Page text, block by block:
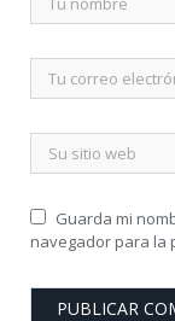
Guarda mi
navegador para la